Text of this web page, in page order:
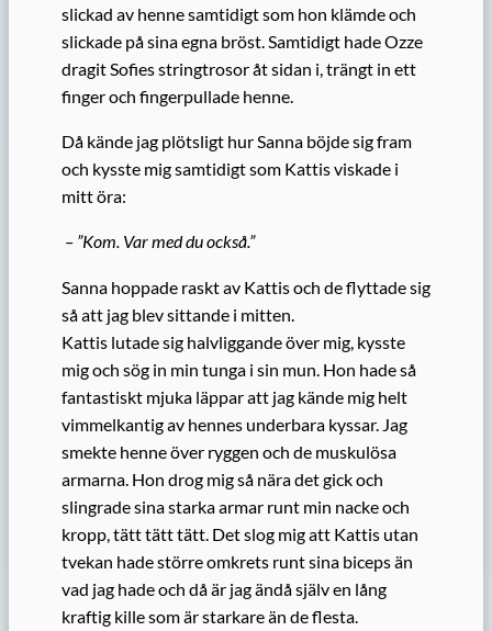
slickad av henne samtidigt som hon klämde och
slickade på sina egna bröst. Samtidigt hade Ozze
dragit Sofies stringtrosor åt sidan i, trängt in ett
finger och fingerpullade henne.
Då kände jag plötsligt hur Sanna böjde sig fram
och kysste mig samtidigt som Kattis viskade i
mitt öra:
– ”Kom. Var med du också.”
Sanna hoppade raskt av Kattis och de flyttade sig
så att jag blev sittande i mitten.
Kattis lutade sig halvliggande över mig, kysste
mig och sög in min tunga i sin mun. Hon hade så
fantastiskt mjuka läppar att jag kände mig helt
vimmelkantig av hennes underbara kyssar. Jag
smekte henne över ryggen och de muskulösa
armarna. Hon drog mig så nära det gick och
slingrade sina starka armar runt min nacke och
kropp, tätt tätt tätt. Det slog mig att Kattis utan
tvekan hade större omkrets runt sina biceps än
vad jag hade och då är jag ändå själv en lång
kraftig kille som är starkare än de flesta.